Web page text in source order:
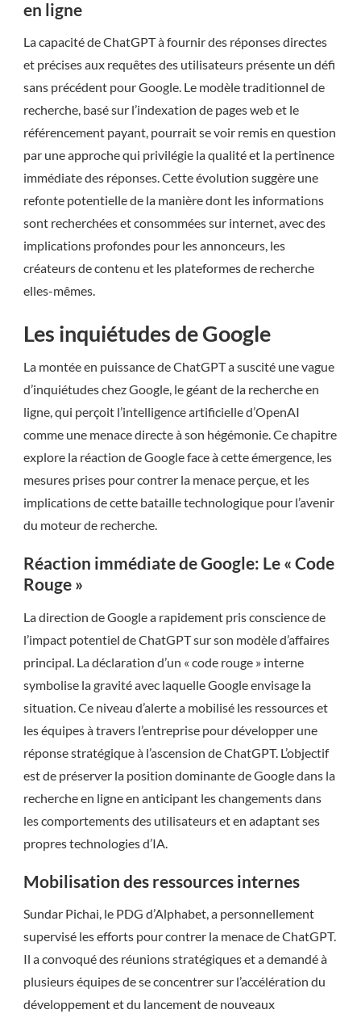
en ligne
La capacité de ChatGPT à fournir des réponses directes
et précises aux requêtes des utilisateurs présente un défi
sans précédent pour Google. Le modèle traditionnel de
recherche, basé sur l’indexation de pages web et le
référencement payant, pourrait se voir remis en question
par une approche qui privilégie la qualité et la pertinence
immédiate des réponses. Cette évolution suggère une
refonte potentielle de la manière dont les informations
sont recherchées et consommées sur internet, avec des
implications profondes pour les annonceurs, les
créateurs de contenu et les plateformes de recherche
elles-mêmes.
Les inquiétudes de Google
La montée en puissance de ChatGPT a suscité une vague
d’inquiétudes chez Google, le géant de la recherche en
ligne, qui perçoit l’intelligence artificielle d’OpenAI
comme une menace directe à son hégémonie. Ce chapitre
explore la réaction de Google face à cette émergence, les
mesures prises pour contrer la menace perçue, et les
implications de cette bataille technologique pour l’avenir
du moteur de recherche.
Réaction immédiate de Google: Le « Code
Rouge »
La direction de Google a rapidement pris conscience de
l’impact potentiel de ChatGPT sur son modèle d’affaires
principal. La déclaration d’un « code rouge » interne
symbolise la gravité avec laquelle Google envisage la
situation. Ce niveau d’alerte a mobilisé les ressources et
les équipes à travers l’entreprise pour développer une
réponse stratégique à l’ascension de ChatGPT. L’objectif
est de préserver la position dominante de Google dans la
recherche en ligne en anticipant les changements dans
les comportements des utilisateurs et en adaptant ses
propres technologies d’IA.
Mobilisation des ressources internes
Sundar Pichai, le PDG d’Alphabet, a personnellement
supervisé les efforts pour contrer la menace de ChatGPT.
Il a convoqué des réunions stratégiques et a demandé à
plusieurs équipes de se concentrer sur l’accélération du
développement et du lancement de nouveaux